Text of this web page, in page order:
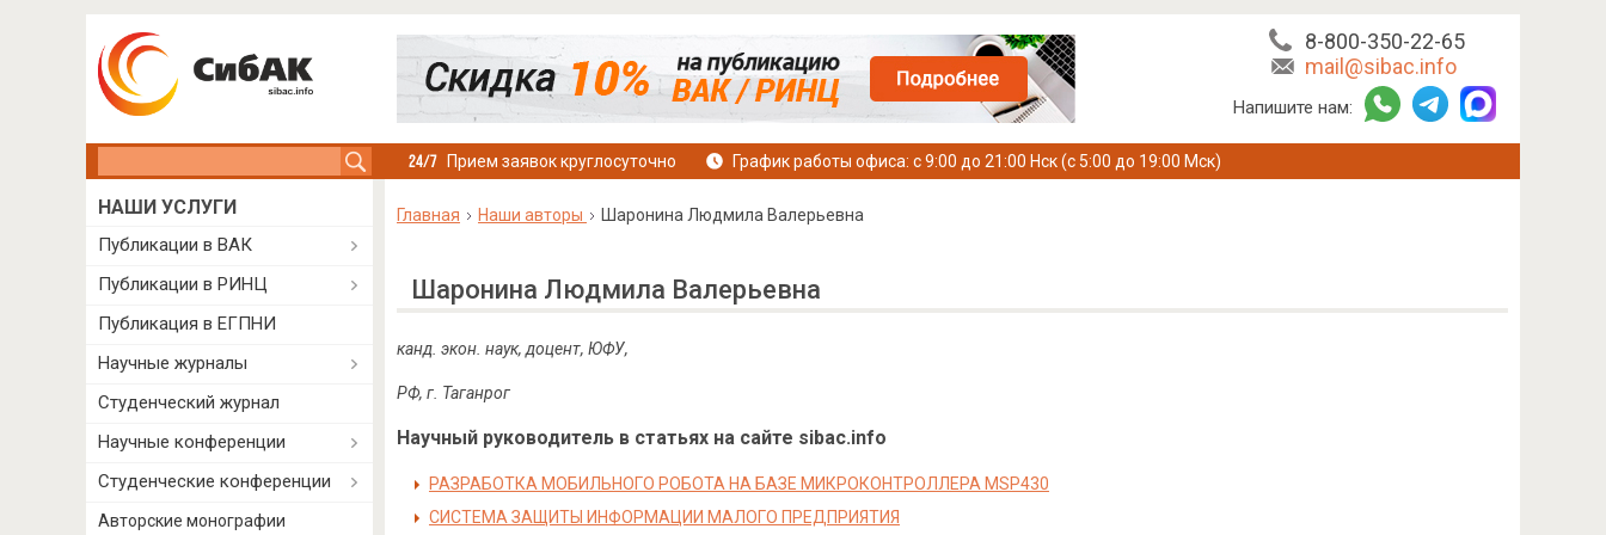
8-800-350-22-65
mail@sibac.info
Напишите нам:
Прием заявок круглосуточно График работы офиса: с 9:00 до 21:00 Нск (с 5:00 до 19:00 Мск)
Главная Наши авторы Шаронина Людмила Валерьевна
Шаронина Людмила Валерьевна
канд. экон. наук, доцент, ЮФУ,
РФ, г. Таганрог
Научный руководитель в статьях на сайте sibac.info
РАЗРАБОТКА МОБИЛЬНОГО РОБОТА НА БАЗЕ МИКРОКОНТРОЛЛЕРА MSP430
СИСТЕМА ЗАЩИТЫ ИНФОРМАЦИИ МАЛОГО ПРЕДПРИЯТИЯ
НАШИ УСЛУГИ
Публикации в ВАК
Публикации в РИНЦ
Публикация в ЕГПНИ
Научные журналы
Студенческий журнал
Научные конференции
Студенческие конференции
Авторские монографии